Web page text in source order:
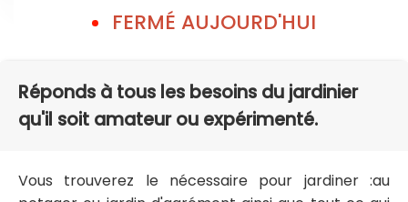
FERMÉ AUJOURD'HUI
Réponds à tous les besoins du jardinier
qu'il soit amateur ou expérimenté.
Vous trouverez le nécessaire pour jardiner :au